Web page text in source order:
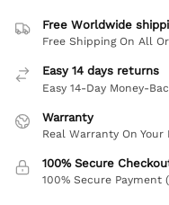
Free Worldwide
Free Shipping On All
Easy 14 days returns
Easy 14-Day Money-
Warranty
Real Warranty On Your
100% Secure
100% Secure Payment